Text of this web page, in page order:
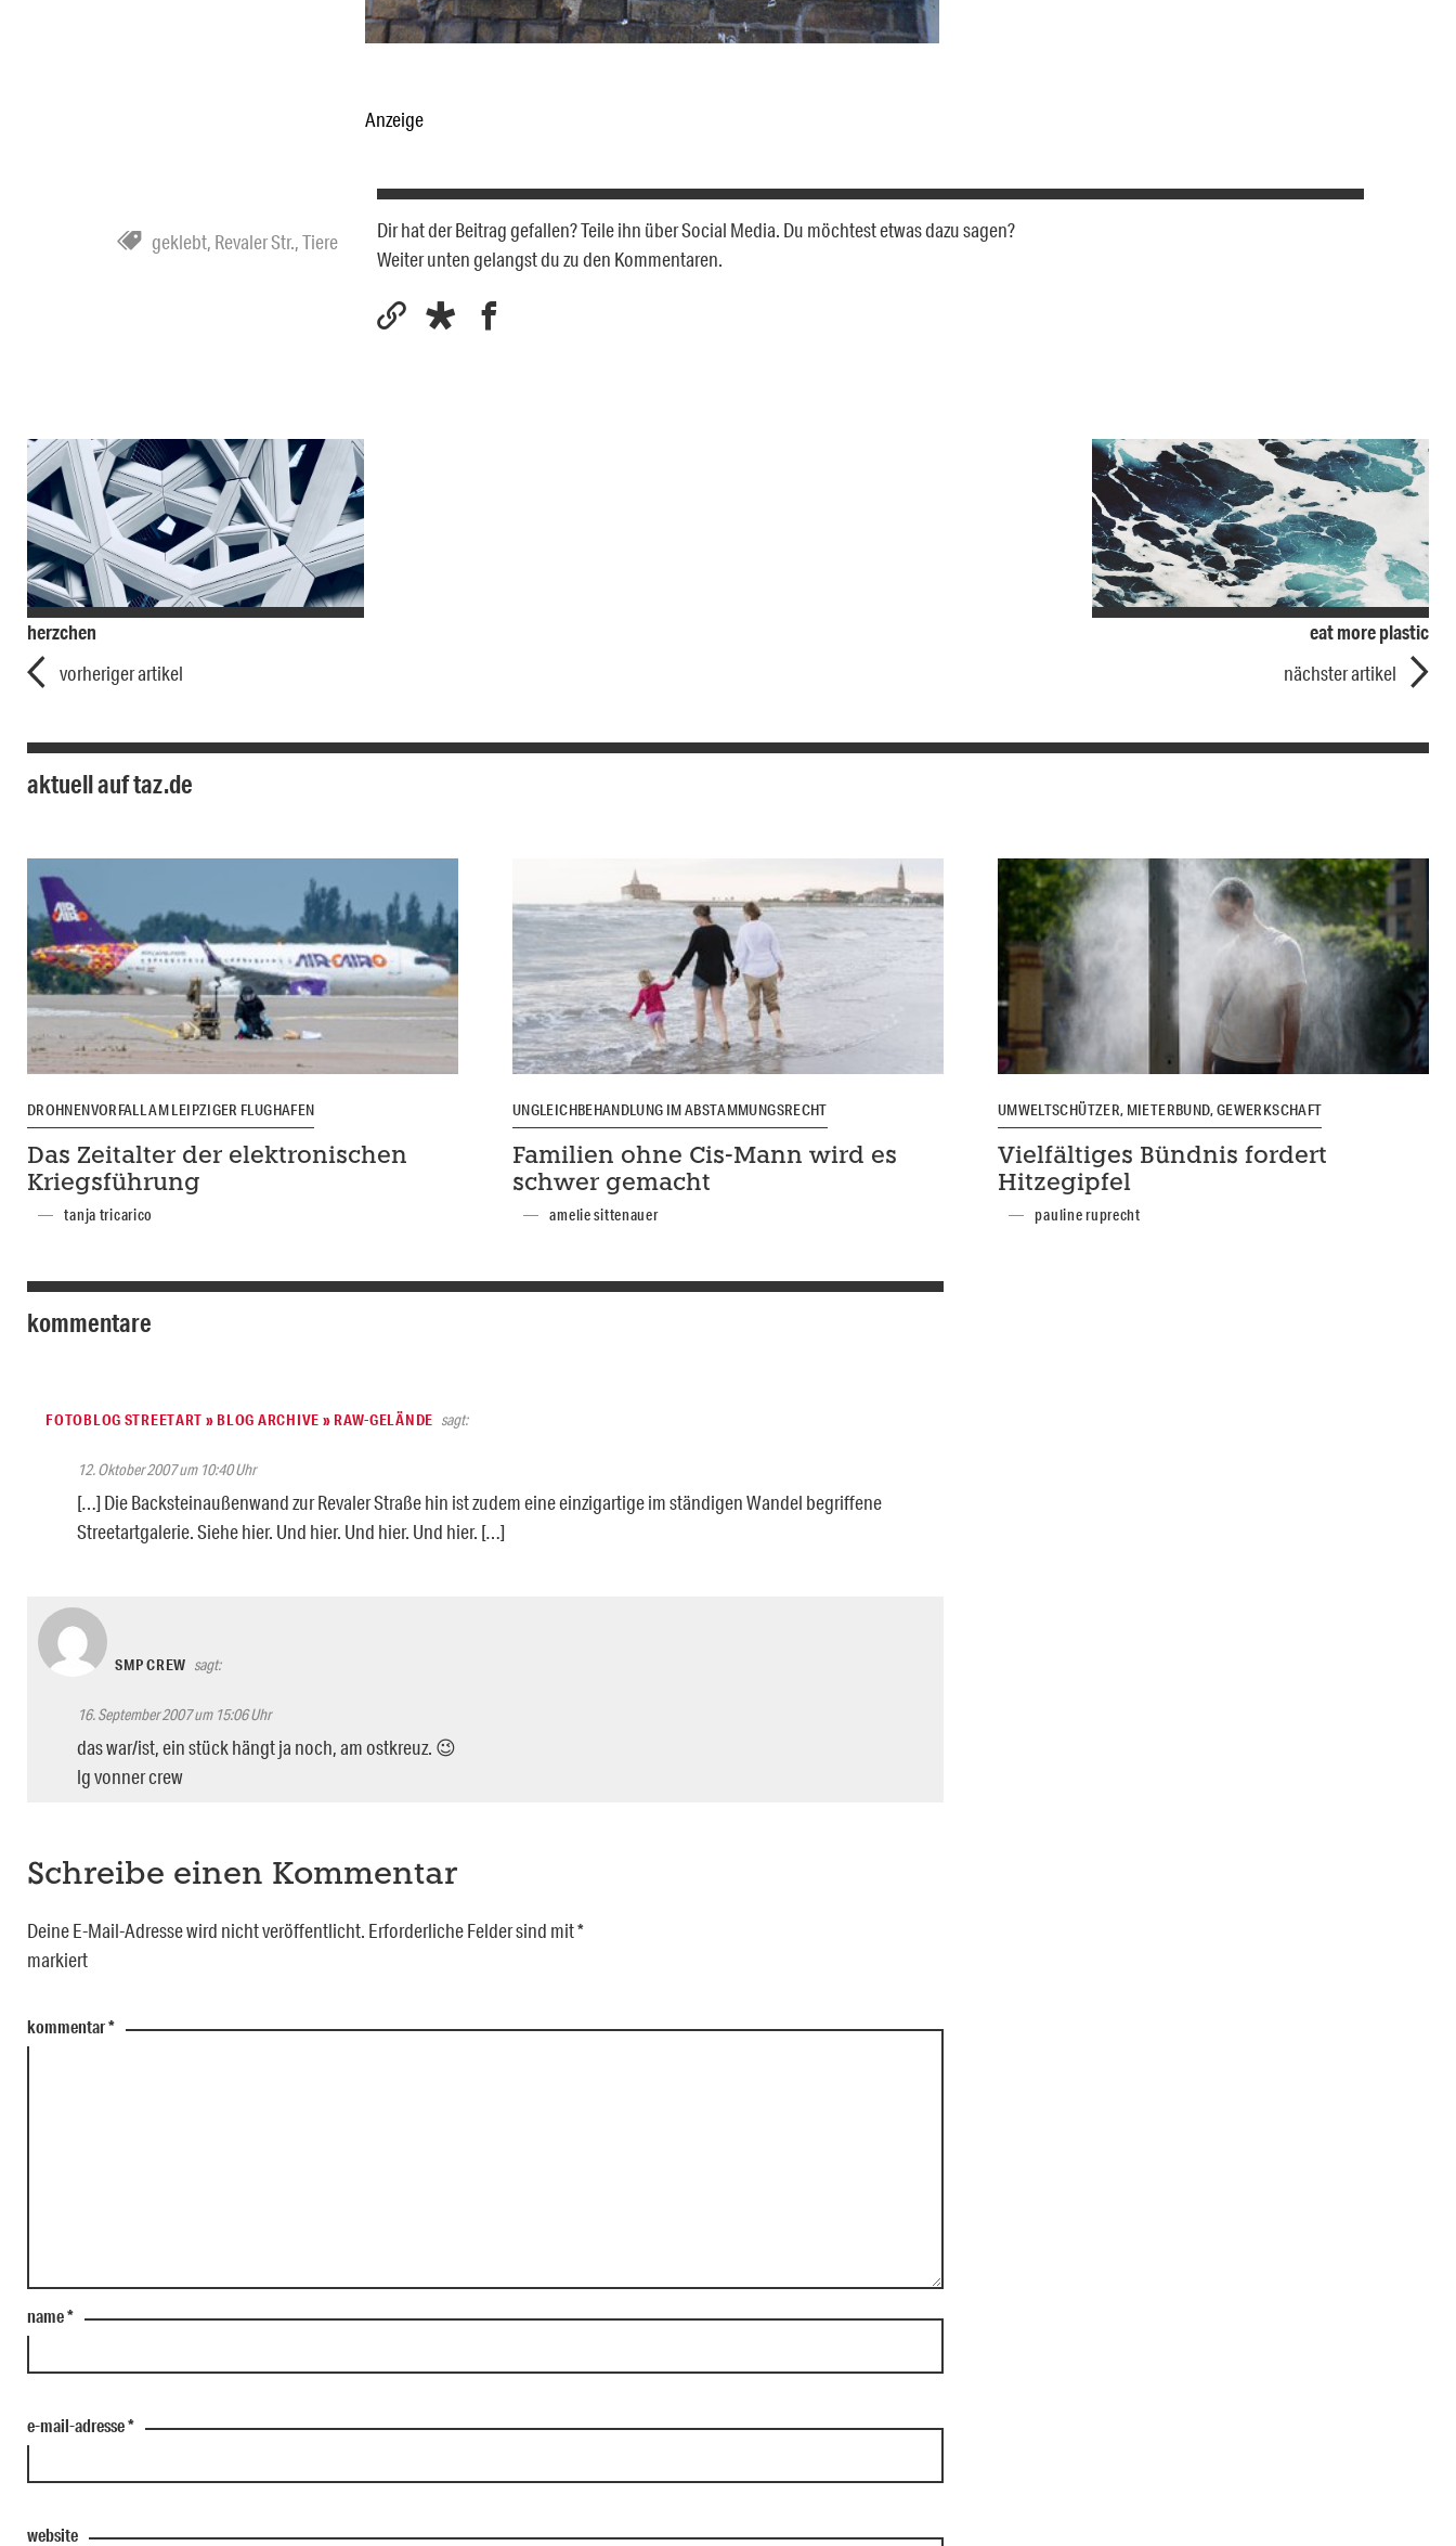
Anzeige
geklebt, Revaler Str.,Tiere
Dir hat der Beitrag gefallen? Teile ihn über Social Media. Du möchtest etwas dazu sagen?
Weiter unten gelangst du zu den Kommentaren.
herzchen
vorheriger artikel
eat more plastic
nächster artikel
aktuell auf taz.de
DROHNENVORFALL AM LEIPZIGER FLUGHAFEN
Das Zeitalter der elektronischen
Kriegsführung
tanja tricarico
UNGLEICHBEHANDLUNG IM ABSTAMMUNGSRECHT
Familien ohne Cis-Mann wird es
schwer gemacht
amelie sittenauer
UMWELTSCHÜTZER, MIETERBUND, GEWERKSCHAFT
Vielfältiges Bündnis fordert
Hitzegipfel
pauline ruprecht
kommentare
FOTOBLOG STREETART » BLOG ARCHIVE » RAW-GELÄNDE sagt:
12. Oktober 2007 um 10:40 Uhr
[…] Die Backsteinaußenwand zur Revaler Straße hin ist zudem eine einzigartige im ständigen Wandel begriffene
Streetartgalerie. Siehe hier. Und hier. Und hier. Und hier. […]
SMP CREW sagt:
16. September 2007 um 15:06 Uhr
das war/ist, ein stück hängt ja noch, am ostkreuz. 😉
lg vonner crew
Schreibe einen Kommentar
Deine E-Mail-Adresse wird nicht veröffentlicht. Erforderliche Felder sind mit*
markiert
kommentar*
name*
e-mail-adresse*
website